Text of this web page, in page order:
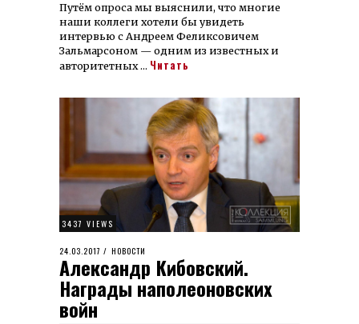
Путём опроса мы выяснили, что многие
наши коллеги хотели бы увидеть
интервью с Андреем Феликсовичем
Зальмарсоном — одним из известных и
авторитетных … Читать
3437 VIEWS
POSTED
ON
24.03.2017 25.08.2023
НОВОСТИ
Александр Кибовский.
Награды наполеоновских
войн